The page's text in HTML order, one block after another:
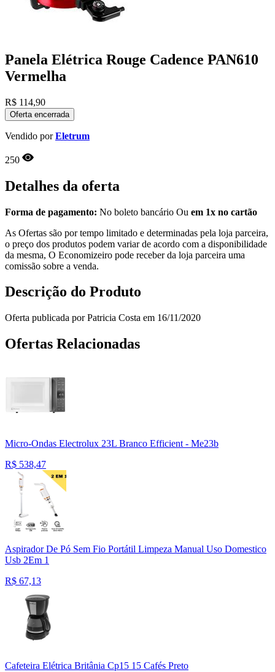
Panela Elétrica Rouge Cadence PAN610
Vermelha
R$ 114,90
Oferta encerrada
Vendido porEletrum
250
Detalhes da oferta
Forma de pagamento: No boleto bancário Ou em 1x no cartão
As Ofertas são por tempo limitado e determinadas pela loja parceira,
o preço dos produtos podem variar de acordo com a disponibilidade
da mesma, O Economizeiro pode receber da loja parceira uma
comissão sobre a venda.
Descrição do Produto
Oferta publicada por Patricia Costa em 16/11/2020
Ofertas Relacionadas
Micro-Ondas Electrolux 23L Branco Efficient - Me23b
R$ 538,47
Aspirador De Pó Sem Fio Portátil Limpeza Manual Uso Domestico
Usb 2Em 1
R$ 67,13
Cafeteira Elétrica Britânia Cp15 15 Cafés Preto